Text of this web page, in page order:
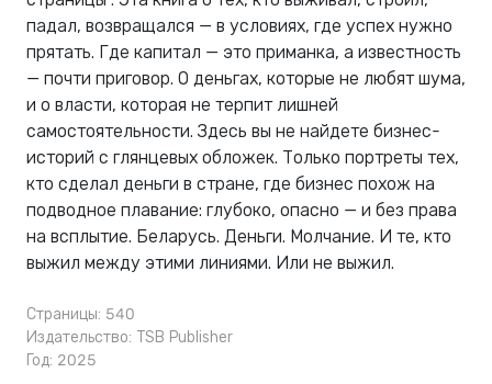
падал, возвращался — в условиях, где успех нужно
прятать. Где капитал — это приманка, а известность
— почти приговор. О деньгах, которые не любят шума,
и о власти, которая не терпит лишней
самостоятельности. Здесь вы не найдете бизнес-
историй с глянцевых обложек. Только портреты тех,
кто сделал деньги в стране, где бизнес похож на
подводное плавание: глубоко, опасно — и без права
на всплытие. Беларусь. Деньги. Молчание. И те, кто
выжил между этими линиями. Или не выжил.
Страницы: 540
Издательство: TSB Publisher
Год: 2025